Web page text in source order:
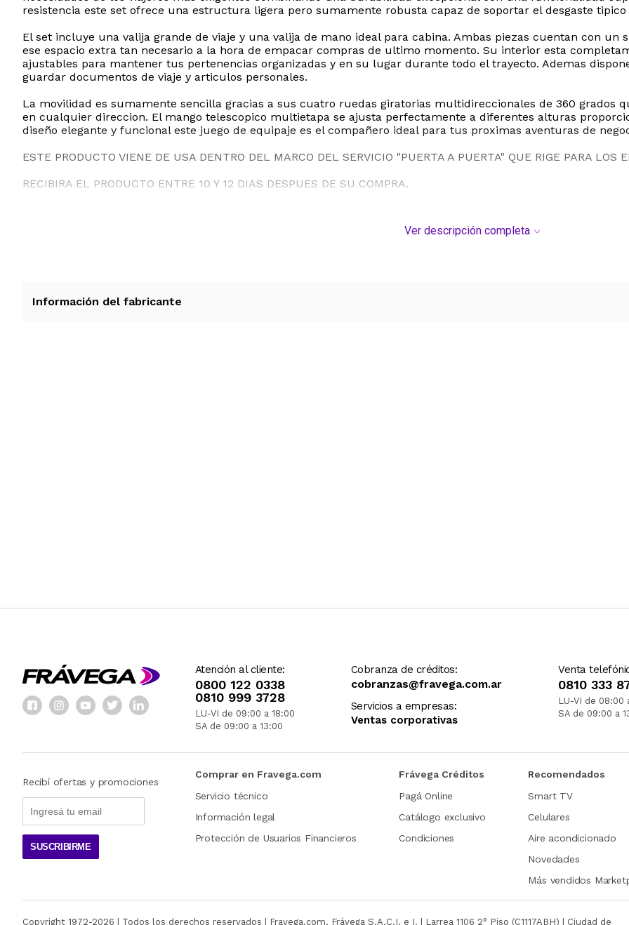
resistencia este set ofrece una estructura ligera pero sumamente robusta capaz de soportar el desgaste
El set incluye una valija grande de viaje y una valija de mano ideal para cabina. Ambas piezas cuentan con
ese espacio extra tan necesario a la hora de empacar compras de ultimo momento. Su interior esta
ajustables para mantener tus pertenencias organizadas y en su lugar durante todo el trayecto. Ademas
guardar documentos de viaje y articulos personales.
La movilidad es sumamente sencilla gracias a sus cuatro ruedas giratorias multidireccionales de 360 grados
en cualquier direccion. El mango telescopico multietapa se ajusta perfectamente a diferentes alturas
diseño elegante y funcional este juego de equipaje es el compañero ideal para tus proximas aventuras de
ESTE PRODUCTO VIENE DE USA DENTRO DEL MARCO DEL SERVICIO "PUERTA A PUERTA" QUE RIGE PARA LOS
RECIBIRA EL PRODUCTO ENTRE 10 Y 12 DIAS DESPUES DE SU COMPRA.
Ver descripción completa
Información del fabricante
Atención al cliente:
0800 122 0338
0810 999 3728
LU-VI de 09:00 a 18:00
SA de 09:00 a 13:00
Cobranza de créditos:
cobranzas@fravega.com.ar
Servicios a empresas:
Ventas corporativas
Venta
0810 333
LU-VI de 08:00
SA de 09:00 a
Recibí ofertas y promociones
SUSCRIBIRME
Comprar en Fravega.com
Servicio técnico
Información legal
Protección de Usuarios Financieros
Frávega Créditos
Pagá Online
Catálogo exclusivo
Condiciones
Recomendados
Smart TV
Celulares
Aire acondicionado
Novedades
Más vendidos
Copyright 1972-2026 | Todos los derechos reservados | Fravega.com. Frávega S.A.C.I. e I. | Larrea 1106 2° Piso (C1117ABH) | Ciudad de